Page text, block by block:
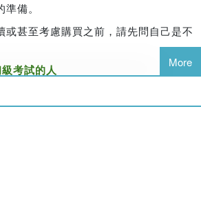
備。
或甚至考慮購買之前，請先問自己是不
考試的人
More